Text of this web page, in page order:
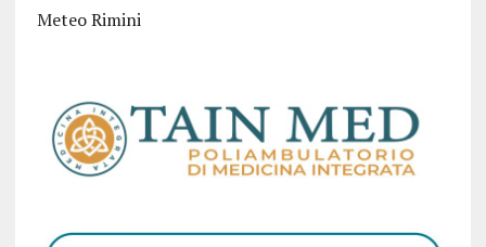
Meteo Rimini